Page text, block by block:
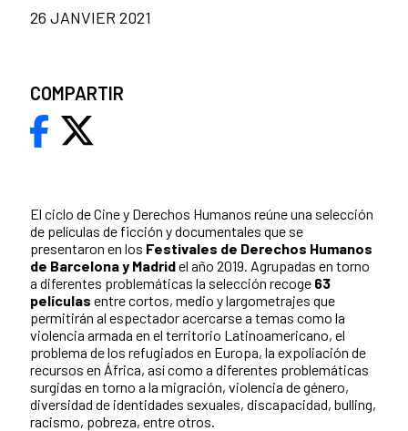
El ciclo de Cine y Derechos Humanos reúne una selección
de películas de ficción y documentales que se
presentaron en los Festivales de Derechos Humanos
de Barcelona y Madridel año 2019. Agrupadas en torno
a diferentes problemáticas la selección recoge 63
películas entre cortos, medio y largometrajes que
permitirán al espectador acercarse a temas como la
violencia armada en el territorio Latinoamericano, el
problema de los refugiados en Europa, la expoliación de
recursos en África, así como a diferentes problemáticas
surgidas en torno a la migración, violencia de género,
diversidad de identidades sexuales, discapacidad, bulling,
racismo, pobreza, entre otros.
26 JANVIER 2021
COMPARTIR